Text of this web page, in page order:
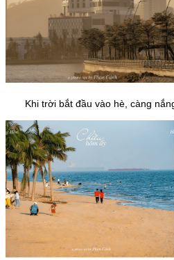
Khi trời bắt đầu vào hè, càng nắng